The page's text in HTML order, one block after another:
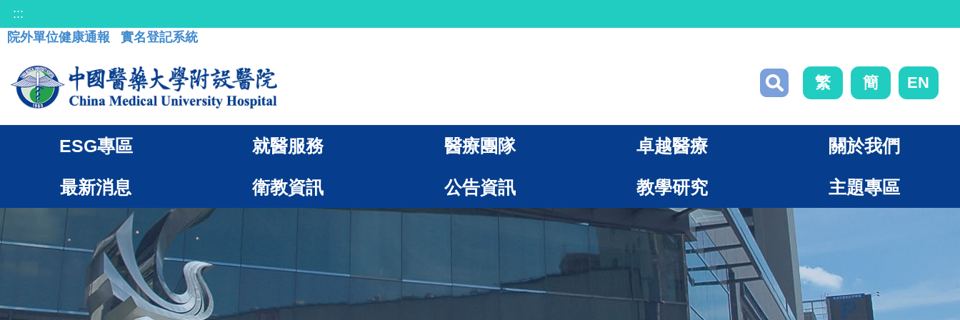
:::
院外單位健康通報
實名登記系統
繁 簡 EN
ESG專區 就醫服務 醫療團隊 卓越醫療 關於我們
最新消息 衛教資訊 公告資訊 教學研究 主題專區